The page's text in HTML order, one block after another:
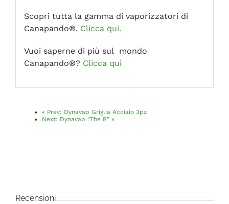
Scopri tutta la gamma di vaporizzatori di
Canapando®. Clicca qui.
Vuoi saperne di più sul mondo
Canapando®? Clicca qui
« Prev: Dynavap Griglia Acciaio 3pz
Next: Dynavap “The B” »
Recensioni